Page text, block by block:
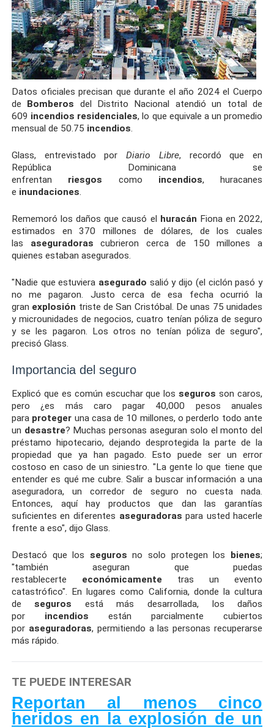
Datos oficiales precisan que durante el año 2024 el Cuerpo
de Bomberos del Distrito Nacional atendió un total de
609 incendios residenciales, lo que equivale a un promedio
mensual de 50.75 incendios
Glass, entrevistado porDiario Libre, recordó que en
República Dominicana se
enfrentan riesgos como incendios, huracanes
e inundaciones
Rememoró los daños que causó el huracán Fiona en 2022,
estimados en 370 millones de dólares, de los cuales
las aseguradoras cubrieron cerca de 150 millones a
quienes estaban asegurados.
"Nadie que estuviera asegurado salió y dijo (el ciclón pasó y
no me pagaron. Justo cerca de esa fecha ocurrió la
gran explosión triste de San Cristóbal. De unas 75 unidades
y microunidades de negocios, cuatro tenían póliza de seguro
y se les pagaron. Los otros no tenían póliza de seguro",
precisó Glass.
Importancia del seguro
Explicó que es común escuchar que losseguros son caros,
pero ¿es más caro pagar 40,000 pesos anuales
para proteger una casa de 10 millones, o perderlo todo ante
un desastre? Muchas personas aseguran solo el monto del
préstamo hipotecario, dejando desprotegida la parte de la
propiedad que ya han pagado. Esto puede ser un error
costoso en caso de un siniestro. "La gente lo que tiene que
entender es qué me cubre. Salir a buscar información a una
aseguradora, un corredor de seguro no cuesta nada.
Entonces, aquí hay productos que dan las garantías
suficientes en diferentes aseguradoras para usted hacerle
frente a eso", dijo Glass.
Destacó que los seguros no solo protegen los bienes;
"también aseguran que puedas
restablecerte económicamentetras un evento
catastrófico". En lugares como California, donde la cultura
deseguros está más desarrollada, los daños
por incendios están parcialmente cubiertos
por aseguradoras, permitiendo a las personas recuperarse
más rápido.
TE PUEDE INTERESAR
Reportan al menos cinco
heridos en la explosión de un